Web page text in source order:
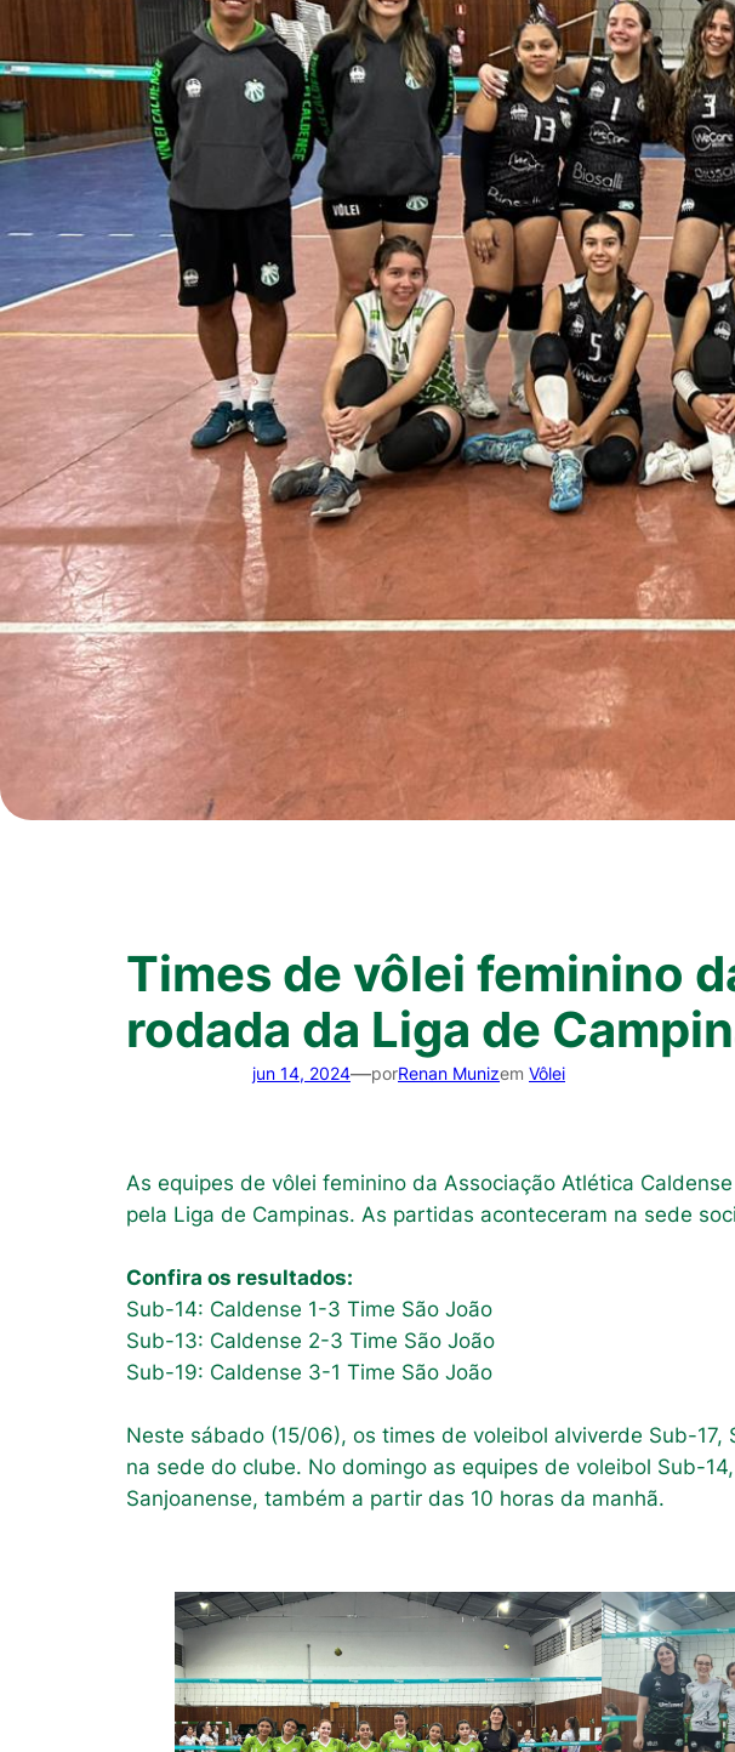
Times de vôlei feminino
rodada da Liga de
jun 14, 2024—porRenan Munizem Vôlei
As equipes de vôlei feminino da Associação Atlética
pela Liga de Campinas. As partidas aconteceram na sede
Confira os resultados:
Sub-14: Caldense 1-3 Time São João
Sub-13: Caldense 2-3 Time São João
Sub-19: Caldense 3-1 Time São João
Neste sábado (15/06), os times de voleibol alviverde Sub-
na sede do clube. No domingo as equipes de voleibol Sub-
Sanjoanense, também a partir das 10 horas da manhã.